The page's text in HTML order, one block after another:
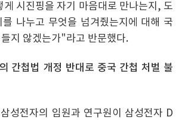
게 시진핑을 자기 마음대로 만나는지, 도
나누고 무엇을 넘겨줬는지에 대해 국
지 않겠는가"라고 반문했다.
간첩법 개정 반대로 중국 간첩 처벌 불
성전자의 임원과 연구원이 삼성전자 D